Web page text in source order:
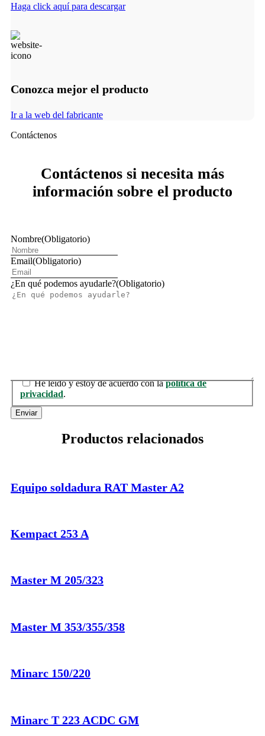
Haga click aquí para descargar
Conozca mejor el producto
Ir a la web del fabricante
Contáctenos
Contáctenos si necesita más
información sobre el producto
Nombre(Obligatorio)
Email(Obligatorio)
¿En qué podemos ayudarle?(Obligatorio)
He leído y estoy de acuerdo con lapolítica de
privacidad.
Enviar
Productos relacionados
Equipo soldadura RAT Master A2
Kempact 253 A
Master M 205/323
Master M 353/355/358
Minarc 150/220
Minarc T 223 ACDC GM